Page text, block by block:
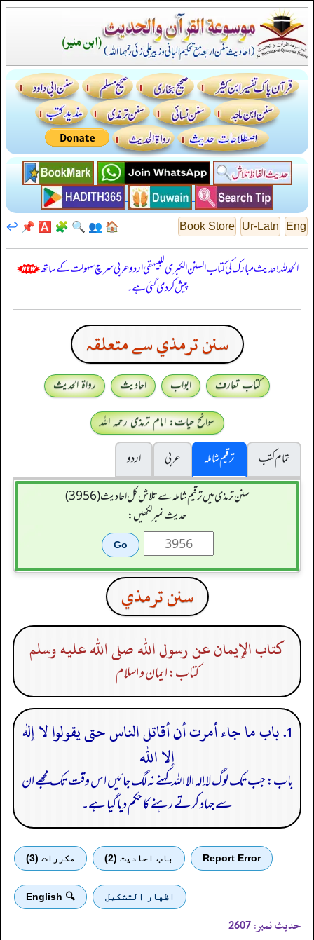
Eng
Ur-Latn
Book Store
🏠
👥
🔍
🧩
🅰️
📌
↩️
الحمدللہ! حدیث مبارک کی کتاب السنن الكبرى للبيهقي اردو عربی سرچ سہولت کے ساتھ
پیش کر دی گئی ہے۔
سنن ترمذي سے متعلقہ
کتاب تعارف ابواب احادیث
رواۃ الحدیث
سوانح حیات: امام ترمذی رحمہ اللہ
تمام کتب
ترقیم شاملہ عربی
اردو
سنن ترمذی میں ترقیم شاملہ سے تلاش کل احادیث (3956)
حدیث نمبر لکھیں:
سنن ترمذي
كتاب الإيمان عن رسول الله صلى الله عليه وسلم
کتاب: ایمان و اسلام
1. باب ما جاء أمرت أن أقاتل الناس حتى يقولوا لا إله
إلا الله
باب: جب تک لوگ لا إلہ الا اللہ کہنے نہ لگ جائیں اس وقت تک مجھے ان
سے جہاد کرتے رہنے کا حکم دیا گیا ہے۔
Report Error باب احادیث (2) مكررات (3)
اظهار التشكيل 🔍 English
حدیث نمبر: 2607